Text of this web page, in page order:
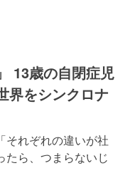
13歳の自閉症児
をシンクロナ
それぞれの違いが社
たら、つまらないじ